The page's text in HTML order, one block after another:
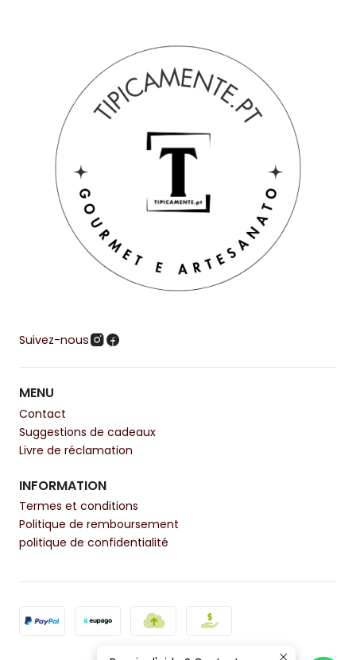
Suivez-nous
MENU
Contact
Suggestions de cadeaux
Livre de réclamation
INFORMATION
Termes et conditions
Politique de remboursement
politique de confidentialité